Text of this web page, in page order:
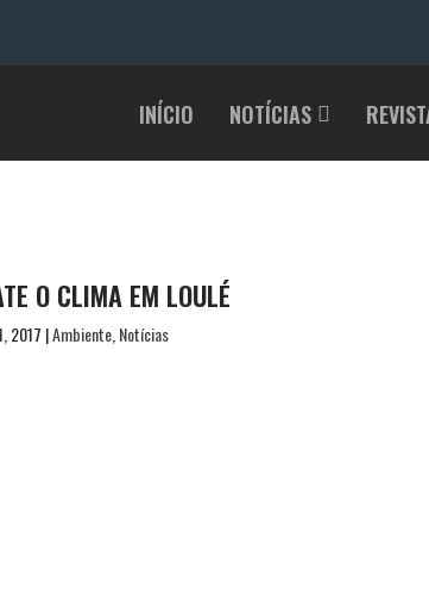
INÍCIO NOTÍCIAS
O CLIMA EM LOULÉ
2017 |Ambiente Notícias